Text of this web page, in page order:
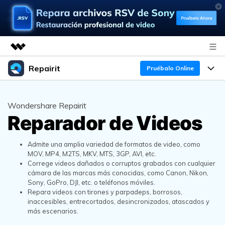
Productos destacados
Utilidades
Soluciones
Quiénes somos
Sala de prensa
Soporte
Repairit Pruébalo Online
Repara y mejora archivos con IA
multiplataforma
Pruébalo Gratis
Funciones
Para PC
En Línea
¿Por qué Repairit?
Experto en Reparación de Datos
Perspectiva Tecnológica
Guías y Soporte
Recursos
Soluciones de Video
Soluciones de Archivos
Precios
Wondershare Repairit
Reparador de Videos
Admite una amplia variedad de formatos de video, como
MOV, MP4, M2TS, MKV, MTS, 3GP, AVI, etc.
Correge videos dañados o corruptos grabados con cualquier
cámara de las marcas más conocidas, como Canon, Nikon,
Sony, GoPro, DJI, etc. o teléfonos móviles.
Repara videos con tirones y parpadeps, borrosos,
inaccesibles, entrecortados, desincronizados, atascados y
más escenarios.